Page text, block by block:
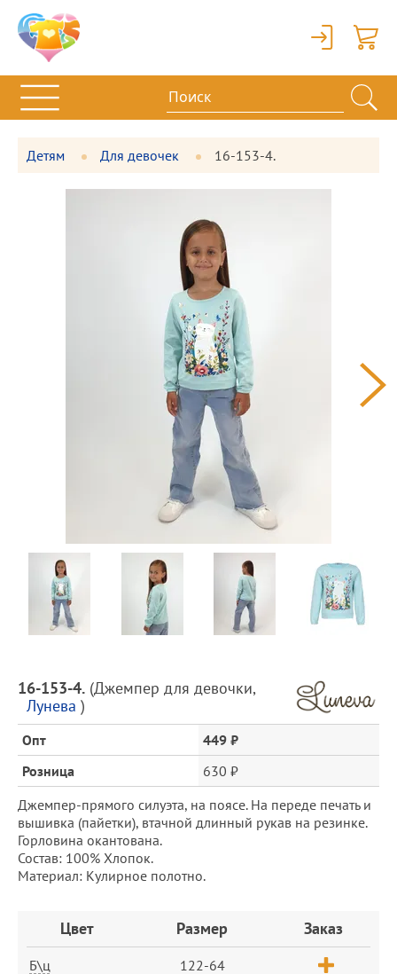
Вход
Детям Для девочек 16-153-4.
Фотографии
Большая
Предпросмотр
фотографий
Описание
товара
и
цена
16-153-4. (Джемпер для девочки,
Лунева )
Опт
449 ₽
Розница
630 ₽
Джемпер-прямого силуэта, на поясе. На переде печать и
вышивка (пайетки), втачной длинный рукав на резинке.
Горловина окантована.
Состав: 100% Хлопок.
Материал: Кулирное полотно.
ЗаказЦвет Размер Заказ
Б\ц 122-64